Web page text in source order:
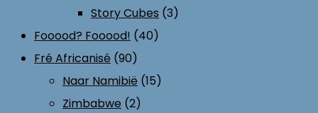
Story Cubes (3)
Fooood? Fooood! (40)
Fré Africanisé (90)
Naar Namibië (15)
Zimbabwe (2)